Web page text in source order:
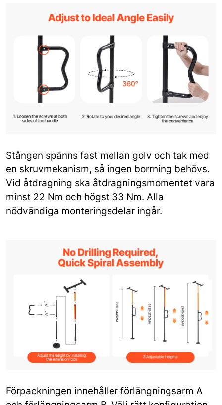
Stången spänns fast mellan golv och tak med
en skruvmekanism, så ingen borrning behövs.
Vid åtdragning ska åtdragningsmomentet vara
minst 22 Nm och högst 33 Nm. Alla
nödvändiga monteringsdelar ingår.
Förpackningen innehåller förlängningsarm A